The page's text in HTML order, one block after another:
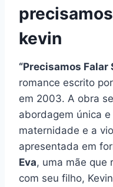
kevin
“Precisamos Falar
romance escrito por
em 2003. A obra
abordagem única
maternidade e a
apresentada em
Eva, uma mãe que
com seu filho,